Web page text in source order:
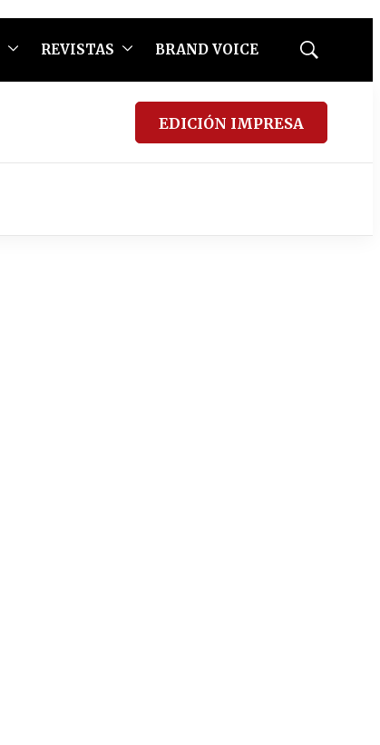
REVISTAS BRAND VOICE
Mostrar
EDICIÓN IMPRESA